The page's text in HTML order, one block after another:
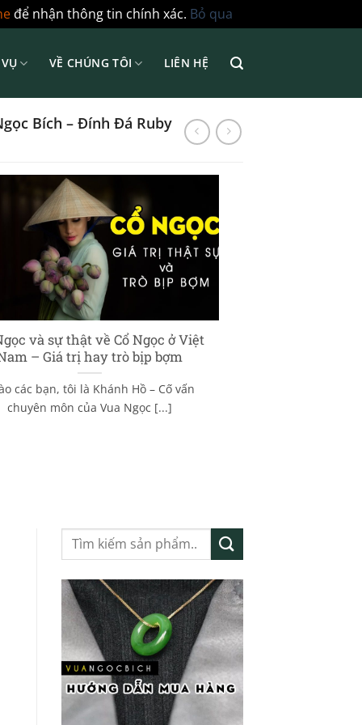
để nhận thông tin chính xác. Bỏ qua
VỀ CHÚNG TÔI LIÊN HỆ
Bích – Đính Đá Ruby
và sự thật về Cổ Ngọc ở Việt
– Giá trị hay trò bịp bợm
các bạn, tôi là Khánh Hồ – Cố vấn
chuyên môn của Vua Ngọc [...]
Tìm
kiếm: